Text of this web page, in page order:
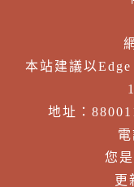
本站建議以
地址：
您
更